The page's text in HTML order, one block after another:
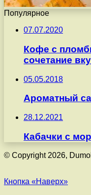
Популярное
07.07.2020
Кофе с
сочетание
05.05.2018
Ароматный
28.12.2021
Кабачки с
© Copyright 2026,
Кнопка «Наверх»